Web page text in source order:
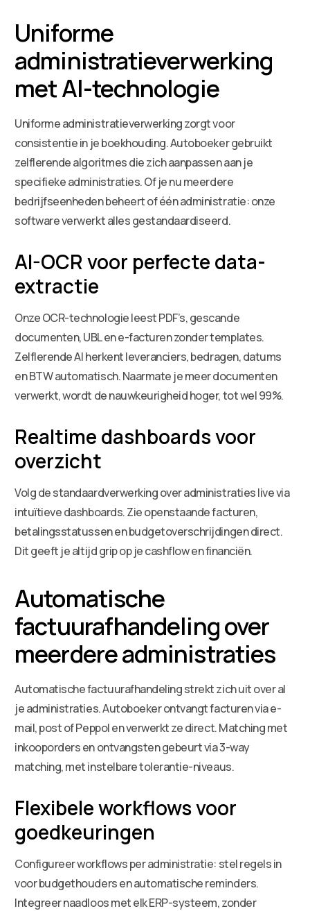
Uniforme
administratieverwerking
met AI-technologie
Uniforme administratieverwerking zorgt voor
consistentie in je boekhouding. Autoboeker gebruikt
zelflerende algoritmes die zich aanpassen aan je
specifieke administraties. Of je nu meerdere
bedrijfseenheden beheert of één administratie: onze
software verwerkt alles gestandaardiseerd.
AI-OCR voor perfecte data-
extractie
Onze OCR-technologie leest PDF’s, gescande
documenten, UBL en e-facturen zonder templates.
Zelflerende AI herkent leveranciers, bedragen, datums
en BTW automatisch. Naarmate je meer documenten
verwerkt, wordt de nauwkeurigheid hoger, tot wel 99%.
Realtime dashboards voor
overzicht
Volg de standaardverwerking over administraties live via
intuïtieve dashboards. Zie openstaande facturen,
betalingsstatussen en budgetoverschrijdingen direct.
Dit geeft je altijd grip op je cashflow en financiën.
Automatische
factuurafhandeling over
meerdere administraties
Automatische factuurafhandeling strekt zich uit over al
je administraties. Autoboeker ontvangt facturen via e-
mail, post of Peppol en verwerkt ze direct. Matching met
inkooporders en ontvangsten gebeurt via 3-way
matching, met instelbare tolerantie-niveaus.
Flexibele workflows voor
goedkeuringen
Configureer workflows per administratie: stel regels in
voor budgethouders en automatische reminders.
Integreer naadloos met elk ERP-systeem, zonder